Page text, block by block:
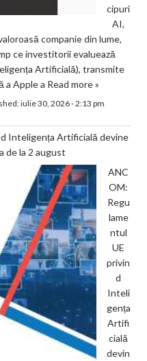
cipuri
AI,
companie din lume,
ce investitorii evaluează
Artificială), transmite
a Apple a Read more »
iulie 30, 2026 - 2:13 pm
Inteligența Artificială devine
de la 2 august
ANC
OM:
Regu
lame
ntul
UE
privin
d
Inteli
gența
Artifi
cială
devin